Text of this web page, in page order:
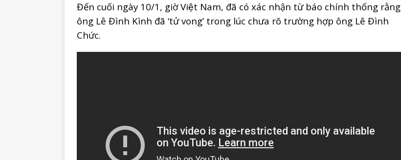
Đến cuối ngày 10/1, giờ Việt Nam, đã có xác nhận từ báo chính thống rằng
ông Lê Đình Kình đã ‘tử vong’ trong lúc chưa rõ trường hợp ông Lê Đình
Chức.